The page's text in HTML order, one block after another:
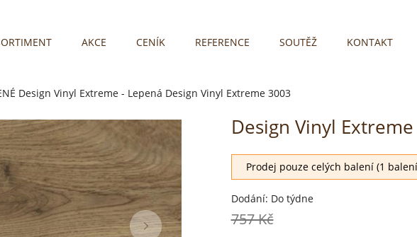
AKCE CENÍK REFERENCE SOUTĚŽ KONTAKT
Design Vinyl Extreme - Lepená Design Vinyl Extreme 3003
Design Vinyl
Prodej pouze celých balení (1
Dodání: Do týdne
757 Kč